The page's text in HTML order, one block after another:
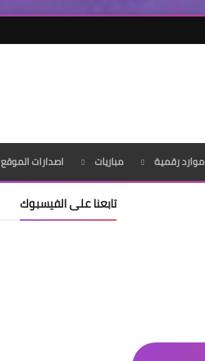
موارد رقمية مباريات اصدارات الموقع
تابعنا على الفيسبوك